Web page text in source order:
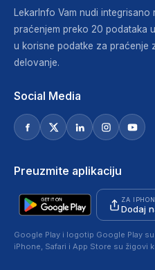
LekarInfo Vam nudi
praćenjem preko 20 podataka
u korisne podatke za praćenje
delovanje.
Social Media
Preuzmite aplikaciju
ZA
Dodaj
Google Play i logotip Google Play
iPhone, Safari i App Store su žigovi